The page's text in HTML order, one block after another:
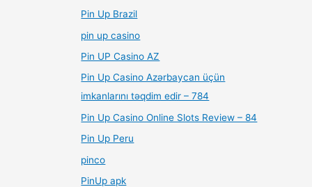
Pin Up Brazil
pin up casino
Pin UP Casino AZ
Pin Up Casino Azərbaycan üçün
imkanlarını təqdim edir – 784
Pin Up Casino Online Slots Review – 84
Pin Up Peru
pinco
PinUp apk